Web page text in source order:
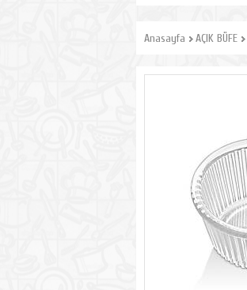
Anasayfa AÇIK BÜFE